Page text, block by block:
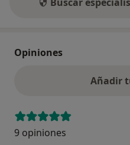
Opiniones
Añadir
9 opiniones